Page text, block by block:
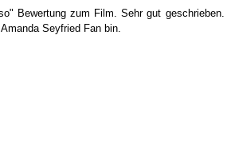
Bewertung zum Film. Sehr gut
Seyfried Fan bin.